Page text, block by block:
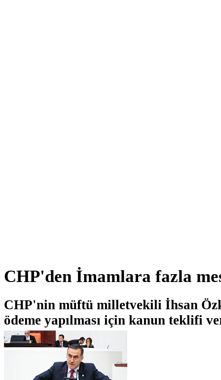
CHP'den İmamlara fazla
CHP'nin müftü milletvekili İhsan
ödeme yapılması için kanun teklifi